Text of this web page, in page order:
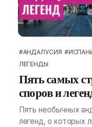
#АНДАЛУСИЯ
ЛЕГЕНДЫ
Пять самых
споров и
Пять необычных
легенд, о которых